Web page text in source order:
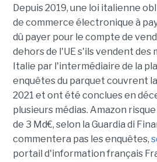
Depuis 2019, une loi italienne
de commerce électronique à
dû payer pour le compte de
dehors de l'UE s'ils vendent des
Italie par l'intermédiaire de la
enquêtes du parquet couvrent
2021 et ont été conclues en
plusieurs médias. Amazon
de 3 Md€, selon la Guardia di
commentera pas les enquêtes,
portail d'information français